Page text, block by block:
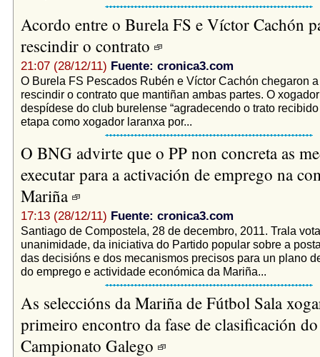
Acordo entre o Burela FS e Víctor Cachón
rescindir o contrato
21:07 (28/12/11) Fuente: cronica3.com
O Burela FS Pescados Rubén e Víctor Cachón chegaron
rescindir o contrato que mantiñan ambas partes. O
despídese do club burelense “agradecendo o trato
etapa como xogador laranxa por...
O BNG advirte que o PP non concreta as
executar para a activación de emprego na
Mariña
17:13 (28/12/11) Fuente: cronica3.com
Santiago de Compostela, 28 de decembro, 2011. Trala
unanimidade, da iniciativa do Partido popular sobre a
das decisións e dos mecanismos precisos para un plano
do emprego e actividade económica da Mariña...
As seleccións da Mariña de Fútbol Sala
primeiro encontro da fase de clasificación do
Campionato Galego